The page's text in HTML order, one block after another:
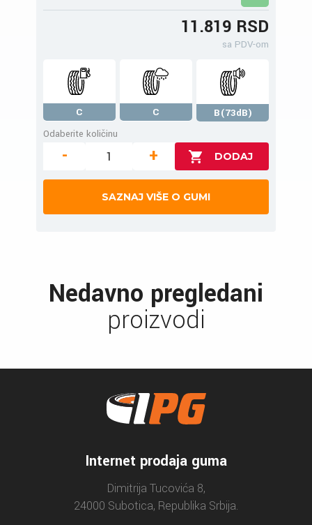
11.819 RSD
sa PDV-om
C C
B(73dB)
Odaberite količinu
- +
SAZNAJ VIŠE O GUMI
Nedavno pregledani
proizvodi
Internet prodaja guma
Dimitrija Tucovića 8,
24000 Subotica, Republika Srbija.